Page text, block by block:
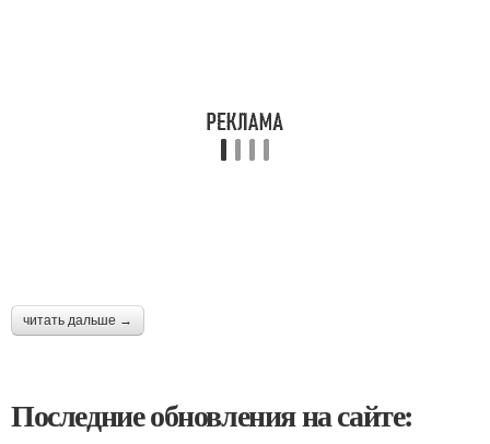
читать дальше →
Последние обновления на сайте: